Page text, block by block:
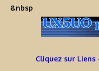
&nbsp
Cliquez sur Liens